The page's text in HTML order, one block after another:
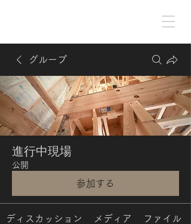
グループ
進行中現場
公開
参加する
ディスカッション メディア ファイル